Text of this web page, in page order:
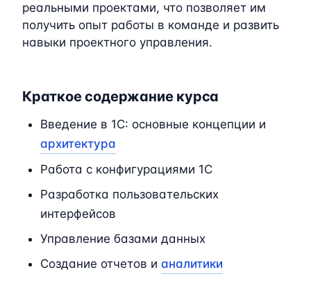
реальными проектами, что позволяет им
получить опыт работы в команде и развить
навыки проектного управления.
Краткое содержание курса
Введение в 1C: основные концепции и
архитектура
Работа с конфигурациями 1C
Разработка пользовательских
интерфейсов
Управление базами данных
Создание отчетов и аналитики